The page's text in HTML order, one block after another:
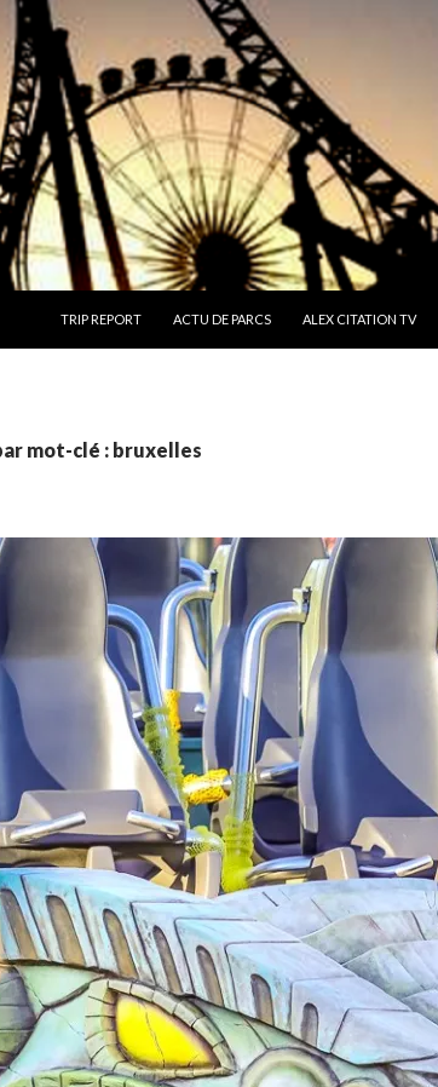
TRIP REPORT
ACTU DE PARCS ALEX CITATION TV
mot-clé : bruxelles